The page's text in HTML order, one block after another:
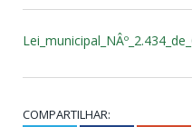
COMPARTILHAR: